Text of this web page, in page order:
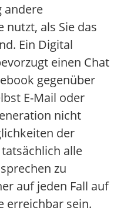
andere
als Sie das
Ein Digital
einen Chat
gegenüber
E-Mail oder
nicht
der
alle
zu
auf jeden Fall auf
erreichbar sein.